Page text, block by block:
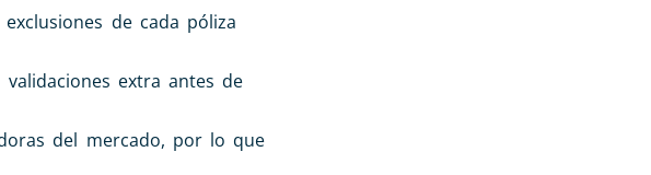
de cada póliza
extra antes de
del mercado, por lo que